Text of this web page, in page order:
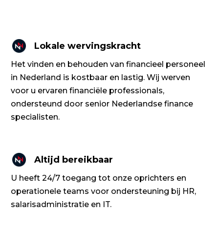
Lokale wervingskracht
Het vinden en behouden van financieel personeel
in Nederland is kostbaar en lastig. Wij werven
voor u ervaren financiële professionals,
ondersteund door senior Nederlandse finance
specialisten.
Altijd bereikbaar
U heeft 24/7 toegang tot onze oprichters en
operationele teams voor ondersteuning bij HR,
salarisadministratie en IT.